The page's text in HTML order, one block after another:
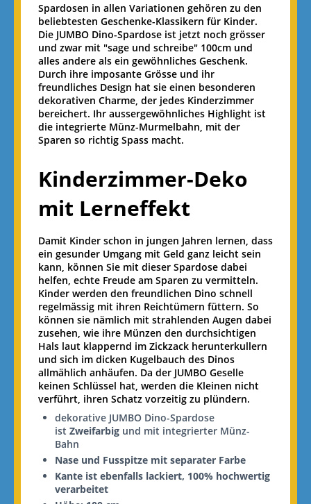
Spardosen in allen Variationen gehören zu den
beliebtesten Geschenke-Klassikern für Kinder.
Die JUMBO Dino-Spardose ist jetzt noch grösser
und zwar mit "sage und schreibe" 100cm und
alles andere als ein gewöhnliches Geschenk.
Durch ihre imposante Grösse und ihr
freundliches Design hat sie einen besonderen
dekorativen Charme, der jedes Kinderzimmer
bereichert. Ihr aussergewöhnliches Highlight ist
die integrierte Münz-Murmelbahn, mit der
Sparen so richtig Spass macht.
Kinderzimmer-Deko
mit Lerneffekt
Damit Kinder schon in jungen Jahren lernen, dass
ein gesunder Umgang mit Geld ganz leicht sein
kann, können Sie mit dieser Spardose dabei
helfen, echte Freude am Sparen zu vermitteln.
Kinder werden den freundlichen Dino schnell
regelmässig mit ihren Reichtümern füttern. So
können sie nämlich mit strahlenden Augen dabei
zusehen, wie ihre Münzen den durchsichtigen
Hals laut klappernd im Zickzack herunterkullern
und sich im dicken Kugelbauch des Dinos
allmählich anhäufen. Da der JUMBO Geselle
keinen Schlüssel hat, werden die Kleinen nicht
verführt, ihren Schatz vorzeitig zu plündern.
dekorative JUMBO Dino-Spardose
ist Zweifarbig und mit integrierter Münz-
Bahn
Nase und Fusspitze mit separater Farbe
Kante ist ebenfalls lackiert, 100% hochwertig
verarbeitet